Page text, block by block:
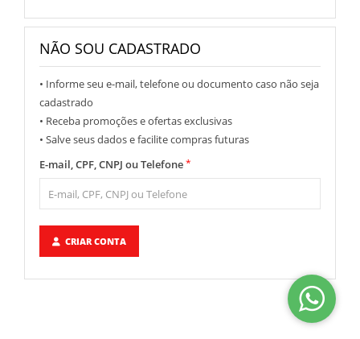
NÃO SOU CADASTRADO
• Informe seu e-mail, telefone ou documento caso não seja
cadastrado
• Receba promoções e ofertas exclusivas
• Salve seus dados e facilite compras futuras
E-mail, CPF, CNPJ ou Telefone*
CRIAR CONTA